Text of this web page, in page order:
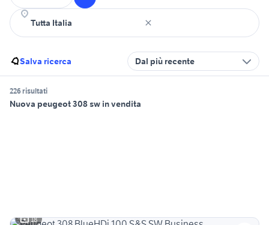
Salva ricerca Dal più recente
226 risultati
Nuova peugeot 308 sw in vendita
18